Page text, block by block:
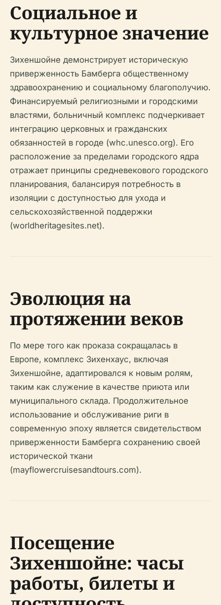
Социальное и
культурное значение
Зихеншойне демонстрирует историческую
приверженность Бамберга общественному
здравоохранению и социальному благополучию.
Финансируемый религиозными и городскими
властями, больничный комплекс подчеркивает
интеграцию церковных и гражданских
обязанностей в городе (whc.unesco.org). Его
расположение за пределами городского ядра
отражает принципы средневекового городского
планирования, балансируя потребность в
изоляции с доступностью для ухода и
сельскохозяйственной поддержки
(worldheritagesites.net).
Эволюция на
протяжении веков
По мере того как проказа сокращалась в
Европе, комплекс Зихенхаус, включая
Зихеншойне, адаптировался к новым ролям,
таким как служение в качестве приюта или
муниципального склада. Продолжительное
использование и обслуживание риги в
современную эпоху является свидетельством
приверженности Бамберга сохранению своей
исторической ткани
(mayflowercruisesandtours.com).
Посещение
Зихеншойне: часы
работы, билеты и